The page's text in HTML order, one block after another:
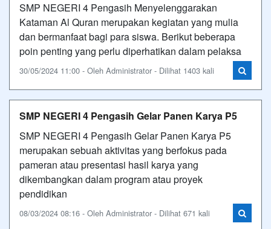
SMP NEGERI 4 Pengasih Menyelenggarakan
Kataman Al Quran merupakan kegiatan yang mulia
dan bermanfaat bagi para siswa. Berikut beberapa
poin penting yang perlu diperhatikan dalam pelaksa
30/05/2024 11:00 - Oleh Administrator - Dilihat 1403 kali
SMP NEGERI 4 Pengasih Gelar Panen Karya P5
SMP NEGERI 4 Pengasih Gelar Panen Karya P5
merupakan sebuah aktivitas yang berfokus pada
pameran atau presentasi hasil karya yang
dikembangkan dalam program atau proyek
pendidikan
08/03/2024 08:16 - Oleh Administrator - Dilihat 671 kali